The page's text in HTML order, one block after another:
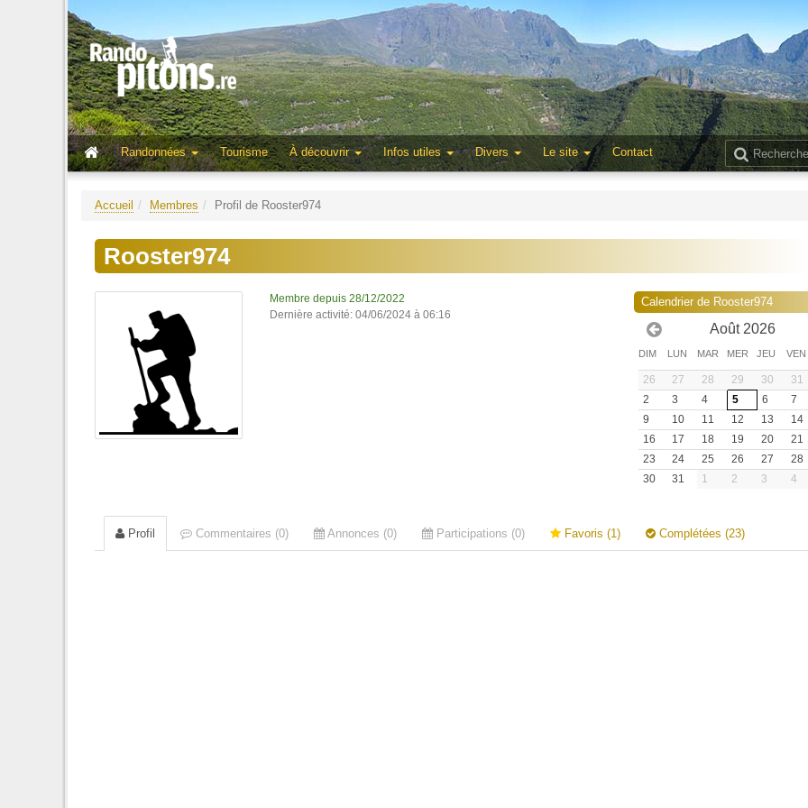
Randonnées
Tourisme À découvrir Infos utiles Divers Le site Contact
Accueil Membres Profil de Rooster974
Rooster974
Membre depuis 28/12/2022
Dernière activité: 04/06/2024 à 06:16
Calendrier de Rooster974
Août 2026
DIM LUN MAR MER JEU VEN
26 27 28 29 30 31
2
3 4 5 6 7
9
10 11 12 13 14
16
17 18 19 20 21
23
24 25 26 27 28
30
31 1 2 3 4
Profil Commentaires (0) Annonces (0) Participations (0) Favoris (1) Complétées (23)